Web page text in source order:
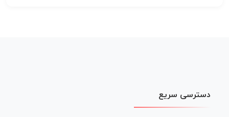
دسترسی سریع